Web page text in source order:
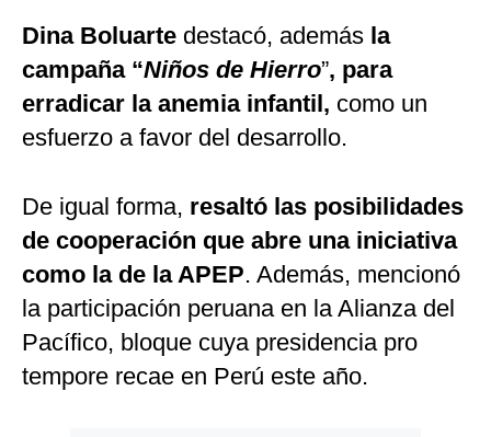
Dina Boluarte destacó, además la
campaña “Niños de Hierro”, para
erradicar la anemia infantil, como un
esfuerzo a favor del desarrollo.
De igual forma, resaltó las posibilidades
de cooperación que abre una iniciativa
como la de la APEP. Además, mencionó
la participación peruana en la Alianza del
Pacífico, bloque cuya presidencia pro
tempore recae en Perú este año.